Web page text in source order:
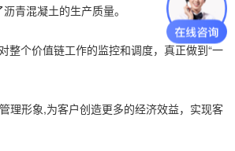
青混凝土的生产质量。
整个价值链工作的监控和调度，真正做到“一
理形象,为客户创造更多的经济效益，实现客